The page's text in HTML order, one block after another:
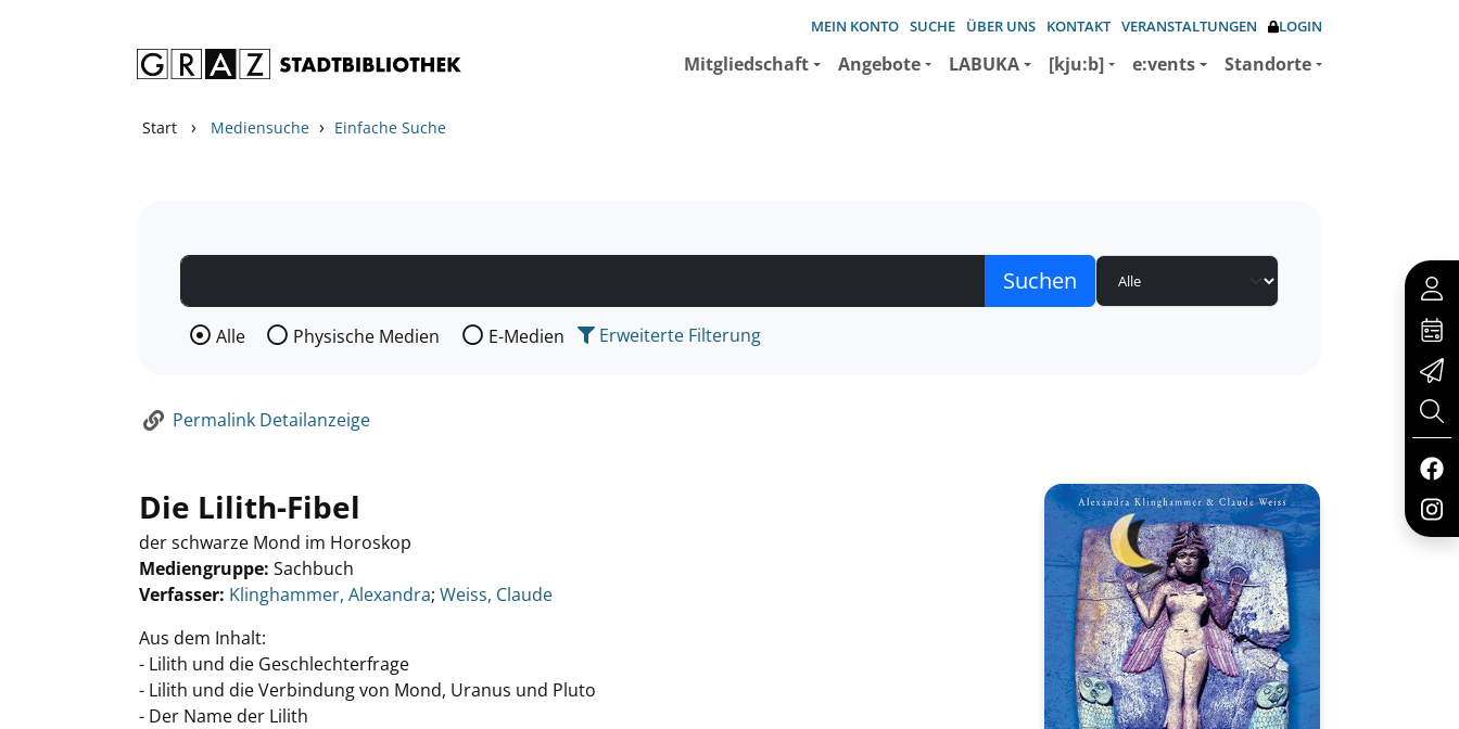
MEIN KONTO SUCHE ÜBER UNS KONTAKT VERANSTALTUNGEN LOGIN
Mitgliedschaft Angebote LABUKA [kju:b] e:vents Standorte
Start › Mediensuche › Einfache Suche
Wählen Sie die Medienart nach der Sie suchen wollen.
Alle Physische Medien E-Medien Erweiterte Filterung
Permalink Detailanzeige
Die Lilith-Fibel
der schwarze Mond im Horoskop
Mediengruppe: Sachbuch
Verfasser: Suche nach diesem Verfasser
Klinghammer, Alexandra; Weiss, Claude
Aus dem Inhalt:
- Lilith und die Geschlechterfrage
- Lilith und die Verbindung von Mond, Uranus und Pluto
- Der Name der Lilith